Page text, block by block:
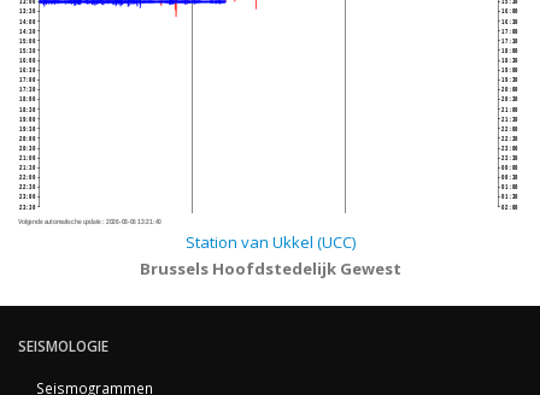
13:00
13:30
14:00
14:30
15:00
15:30
16:00
16:30
17:00
17:30
18:00
18:30
19:00
19:30
20:00
20:30
21:00
21:30
22:00
22:30
23:00
23:30
15:30
16:00
16:30
17:00
17:30
18:00
18:30
19:00
19:30
20:00
20:30
21:00
21:30
22:00
22:30
23:00
23:30
00:00
00:30
01:00
01:30
02:00
Volgende automatische update : 2026-08-06 13:21:40
Station van Ukkel (UCC)
Brussels Hoofdstedelijk Gewest
SEISMOLOGIE
Seismogrammen